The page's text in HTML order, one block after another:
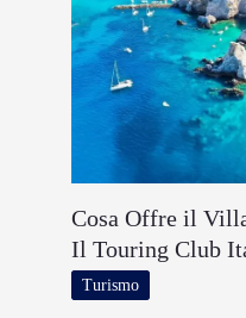
Cosa Offre il
Il Touring Club
Turismo